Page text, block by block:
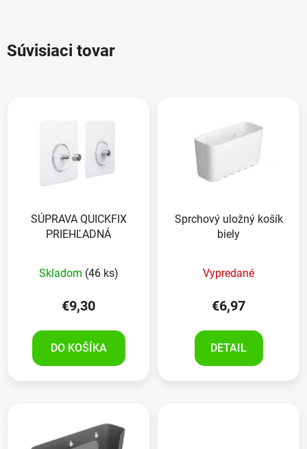
Súvisiaci tovar
SÚPRAVA QUICKFIX
PRIEHĽADNÁ
Skladom (46 ks)
€9,30
DO KOŠÍKA
Sprchový uložný košík
biely
Vypredané
€6,97
DETAIL